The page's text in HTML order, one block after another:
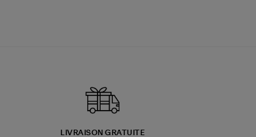
LIVRAISON GRATUITE